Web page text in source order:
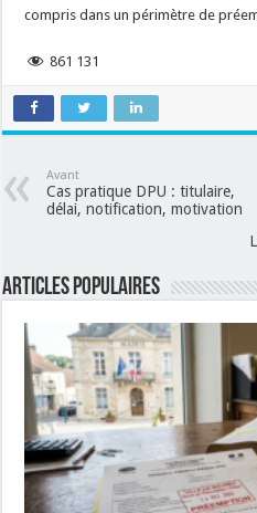
compris dans un périmètre de
861 131
Avant
Cas pratique DPU : titulaire,
délai, notification, motivation
Articles populaires